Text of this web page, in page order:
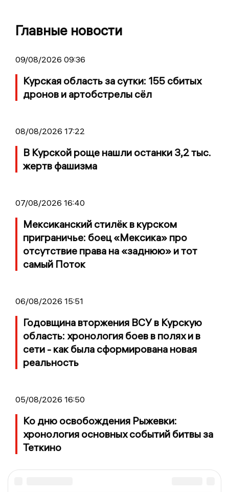
Главные новости
09/08/2026 09:36
Курская область за сутки: 155 сбитых
дронов и артобстрелы сёл
08/08/2026 17:22
В Курской роще нашли останки 3,2 тыс.
жертв фашизма
07/08/2026 16:40
Мексиканский стилёк в курском
приграничье: боец «Мексика» про
отсутствие права на «заднюю» и тот
самый Поток
06/08/2026 15:51
Годовщина вторжения ВСУ в Курскую
область: хронология боев в полях и в
сети - как была сформирована новая
реальность
05/08/2026 16:50
Ко дню освобождения Рыжевки:
хронология основных событий битвы за
Теткино